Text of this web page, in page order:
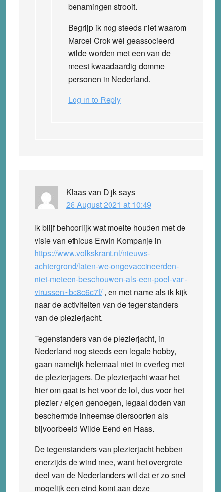
benamingen strooit.
Begrijp ik nog steeds niet waarom
Marcel Crok wèl geassocieerd
wilde worden met een van de
meest kwaadaardig domme
personen in Nederland.
Log in to Reply
Klaas van Dijksays
28 August 2021 at 10:49
Ik blijf behoorlijk wat moeite houden met de
visie van ethicus Erwin Kompanje in
https://www.volkskrant.nl/nieuws-
achtergrond/laten-we-ongevaccineerden-
niet-meteen-beschouwen-als-een-poel-van-
virussen~bc8c6c7f/, en met name als ik kijk
naar de activiteiten van de tegenstanders
van de plezierjacht.
Tegenstanders van de plezierjacht, in
Nederland nog steeds een legale hobby,
gaan namelijk helemaal niet in overleg met
de plezierjagers. De plezierjacht waar het
hier om gaat is het voor de lol, dus voor het
plezier / eigen genoegen, legaal doden van
beschermde inheemse diersoorten als
bijvoorbeeld Wilde Eend en Haas.
De tegenstanders van plezierjacht hebben
enerzijds de wind mee, want het overgrote
deel van de Nederlanders wil dat er zo snel
mogelijk een eind komt aan deze